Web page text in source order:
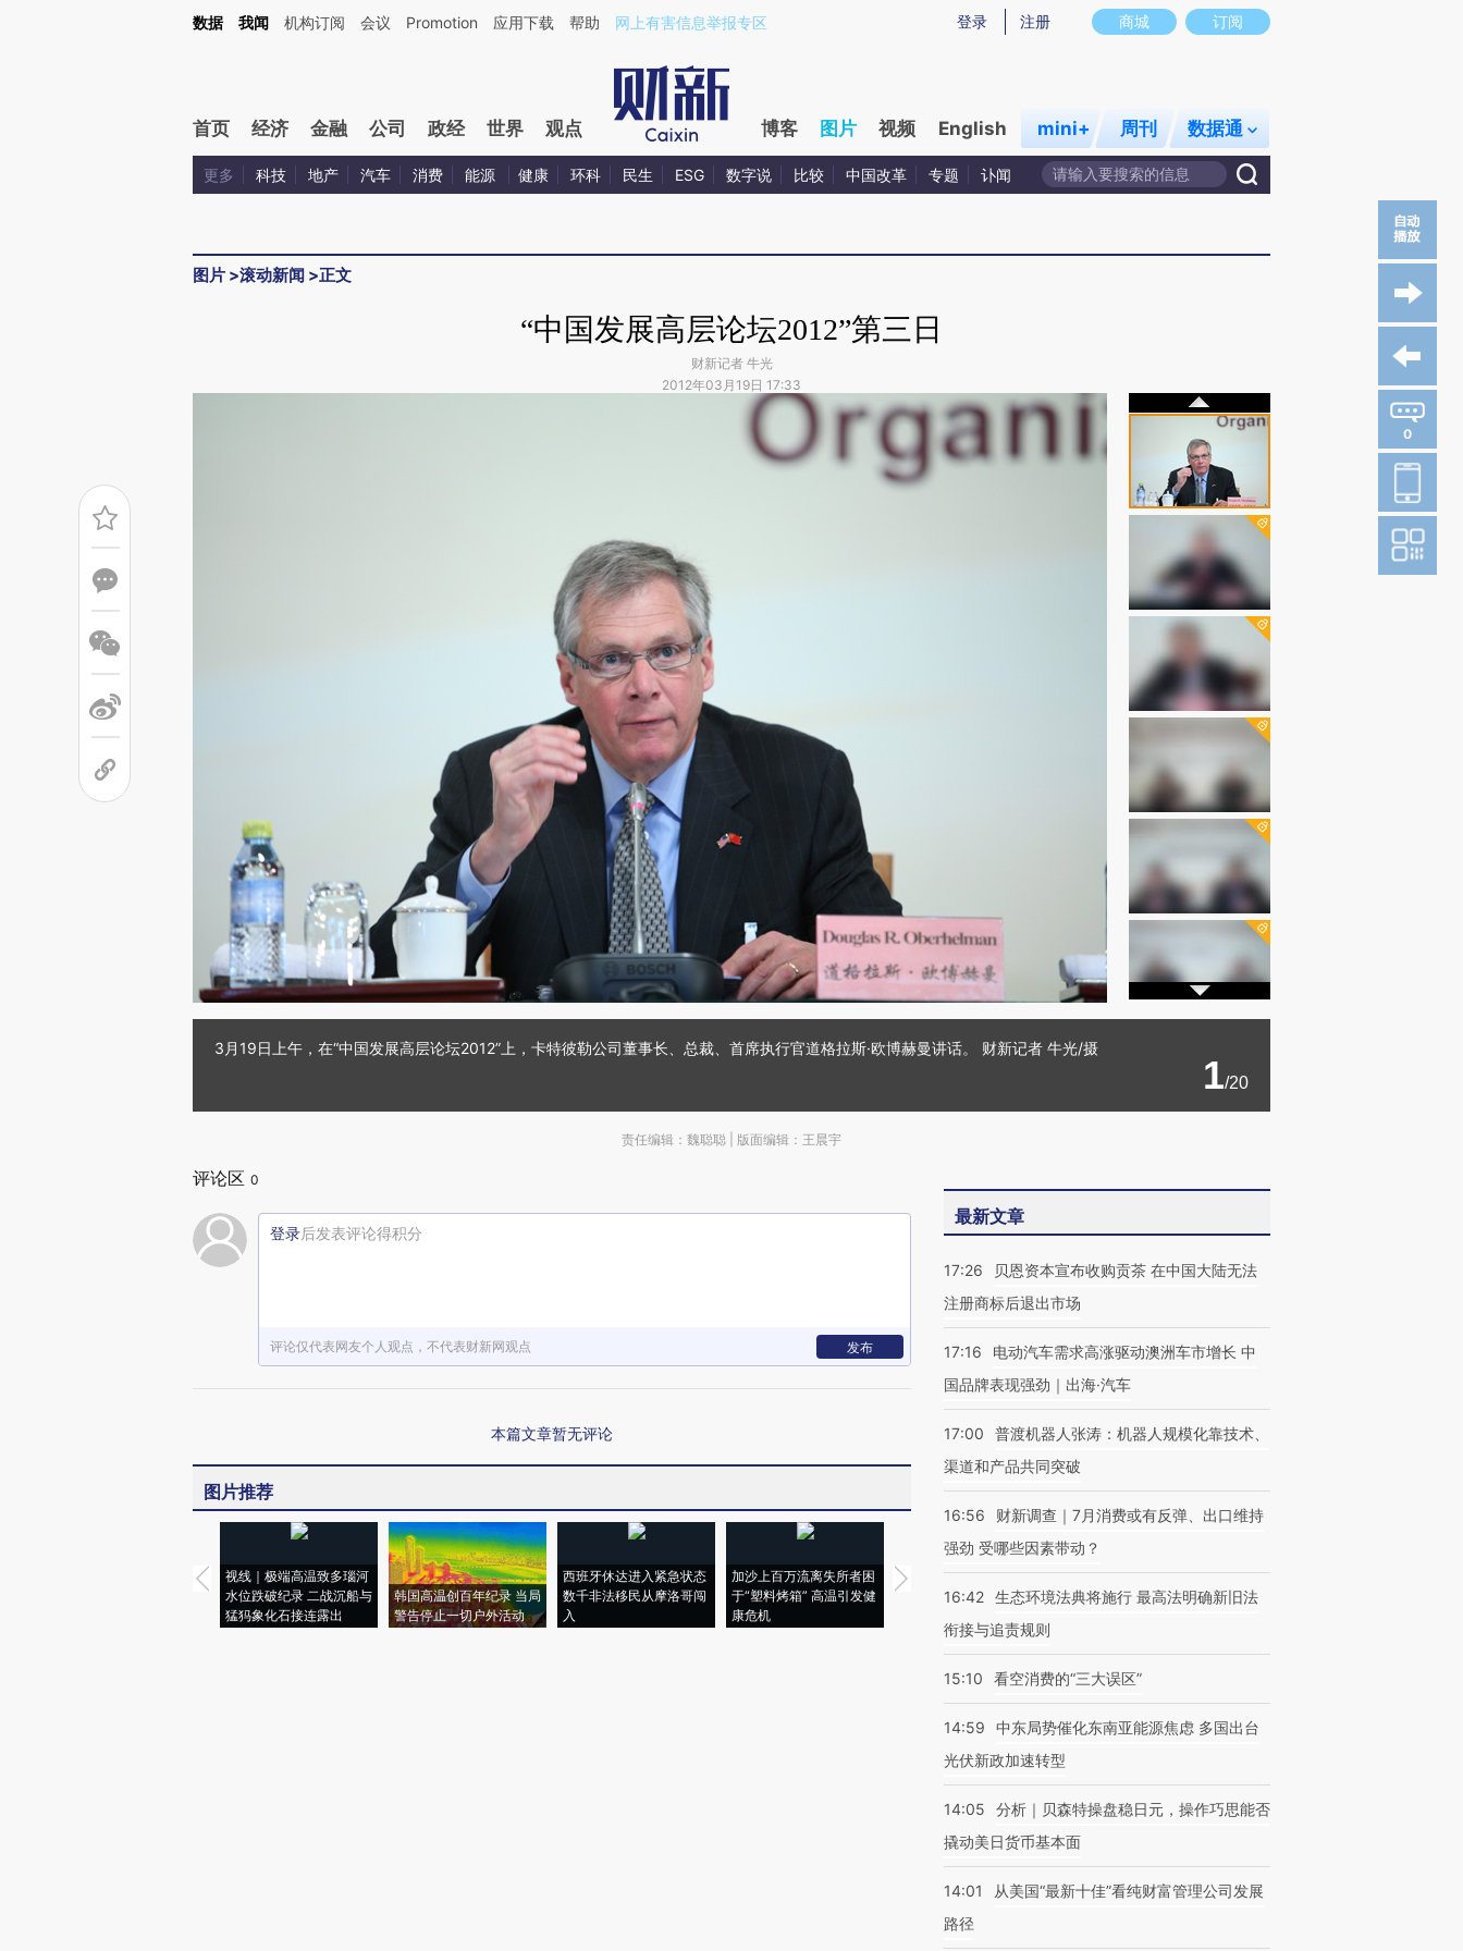
商城 订阅
登录 注册
数据 我闻 机构订阅 会议 Promotion 应用下载 帮助 网上有害信息举报专区
首页 经济 金融 公司 政经 世界 观点 博客 图片 视频 English mini+ 周刊 数据通
更多 科技 地产 汽车 消费 能源 健康 环科 民生 ESG 数字说 比较 中国改革 专题 讣闻
图片 >滚动新闻 >正文
“中国发展高层论坛2012”第三日
财新记者 牛光
2012年03月19日 17:33
0
3月19日上午，在“中国发展高层论坛2012”上，卡特彼勒公司董事长、总裁、首席执行官道格拉斯·欧博赫曼讲话。 财新记者 牛光/摄
1/20
责任编辑：魏聪聪 | 版面编辑：王晨宇
评论区 0
登录后发表评论得积分
评论仅代表网友个人观点，不代表财新网观点 发布
本篇文章暂无评论
图片推荐
视线｜极端高温致多瑙河
水位跌破纪录 二战沉船与
猛犸象化石接连露出
韩国高温创百年纪录 当局
警告停止一切户外活动
西班牙休达进入紧急状态
数千非法移民从摩洛哥闯
入
加沙上百万流离失所者困
于“塑料烤箱” 高温引发健
康危机
马航飞行员跨国走私7万
粒摇头丸 尿检体内含3种
视线｜HYROX的吸金
术：是什么让中产们甘
泽连斯基密集出访美英 索
最新文章
17:26
贝恩资本宣布收购贡茶 在中国大陆无法
注册商标后退出市场
17:16
电动汽车需求高涨驱动澳洲车市增长 中
国品牌表现强劲｜出海·汽车
17:00
普渡机器人张涛：机器人规模化靠技术、
渠道和产品共同突破
16:56
财新调查｜7月消费或有反弹、出口维持
强劲 受哪些因素带动？
16:42 生态环境法典将施行 最高法明确新旧法
衔接与追责规则
15:10 看空消费的“三大误区”
14:59
中东局势催化东南亚能源焦虑 多国出台
光伏新政加速转型
14:05
分析｜贝森特操盘稳日元，操作巧思能否
撬动美日货币基本面
14:01
从美国“最新十佳”看纯财富管理公司发展
路径